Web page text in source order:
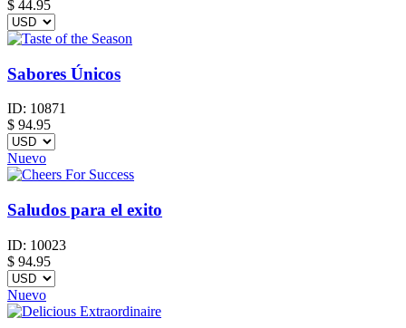
$ 44.95
Sabores Únicos
ID: 10871
$ 94.95
Nuevo
Saludos para el exito
ID: 10023
$ 94.95
Nuevo